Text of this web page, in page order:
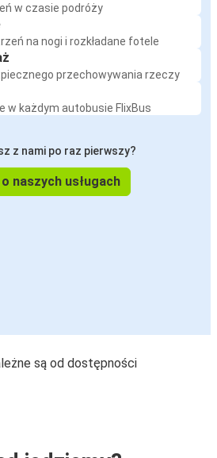
w czasie podróży
na nogi i rozkładane fotele
przechowywania rzeczy
w każdym autobusie FlixBus
z nami po raz pierwszy?
naszych usługach
są od dostępności